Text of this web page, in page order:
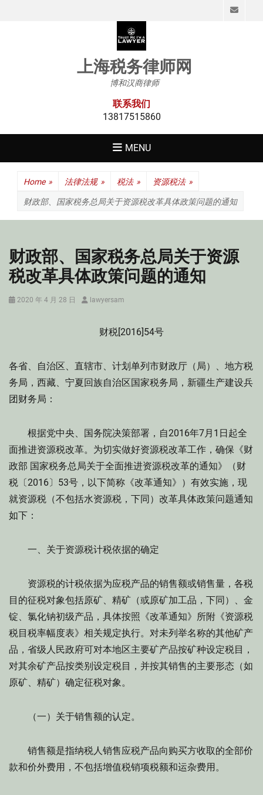
上海税务律师网
博和汉商律师
联系我们
13817515860
MENU
Home » 法律法规 » 税法 » 资源税法 »
财政部、国家税务总局关于资源税改革具体政策问题的通知
财政部、国家税务总局关于资源
税改革具体政策问题的通知
Posted
2020 年 4 月 28 日 Authorlawyersam
财税[2016]54号
各省、自治区、直辖市、计划单列市财政厅（局）、地方税
务局，西藏、宁夏回族自治区国家税务局，新疆生产建设兵
团财务局：
根据党中央、国务院决策部署，自2016年7月1日起全
面推进资源税改革。为切实做好资源税改革工作，确保《财
政部 国家税务总局关于全面推进资源税改革的通知》（财
税〔2016〕53号，以下简称《改革通知》）有效实施，现
就资源税（不包括水资源税，下同）改革具体政策问题通知
如下：
一、关于资源税计税依据的确定
资源税的计税依据为应税产品的销售额或销售量，各税
目的征税对象包括原矿、精矿（或原矿加工品，下同）、金
锭、氯化钠初级产品，具体按照《改革通知》所附《资源税
税目税率幅度表》相关规定执行。对未列举名称的其他矿产
品，省级人民政府可对本地区主要矿产品按矿种设定税目，
对其余矿产品按类别设定税目，并按其销售的主要形态（如
原矿、精矿）确定征税对象。
（一）关于销售额的认定。
销售额是指纳税人销售应税产品向购买方收取的全部价
款和价外费用，不包括增值税销项税额和运杂费用。